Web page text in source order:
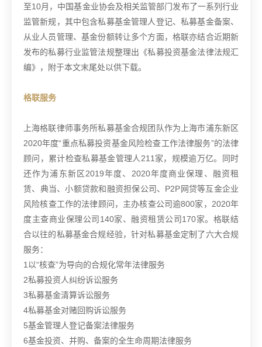
至10月，中国基金业协会及相关监管部门发布了一系列行业
监管新规，其中包含私募基金管理人登记、私募基金备案、
从业人员管理、基金份额转让多个方面，格联亦结合近期新
发布的私募行业监管法规整理出《私募投资基金法律法规汇
编》，附于本文末尾处以供下载。
格联服务
上海格联律师事务所私募基金合规团队作为上海市浦东新区
2020年度“重点私募投资基金风险检查工作法律服务”的法律
顾问，累计检查私募基金管理人211家，规模逾万亿。同时
还作为浦东新区2019年度、2020年度商业保理、融资租
赁、典当、小额贷款和融资担保公司、P2P网贷等互金企业
风险核查工作的法律顾问，主办核查公司逾800家，2020年
度主查商业保理公司140家、融资租赁公司170家。 格联结
合以往的私募基金合规经验，针对私募基金定制了六大合规
服务：
1以“核查”为导向的合规化常年法律服务
2私募投资人纠纷诉讼服务
3私募基金清算诉讼服务
4私募基金对赌回购诉讼服务
5基金管理人登记备案法律服务
6基金投资、并购、备案的全生命周期法律服务